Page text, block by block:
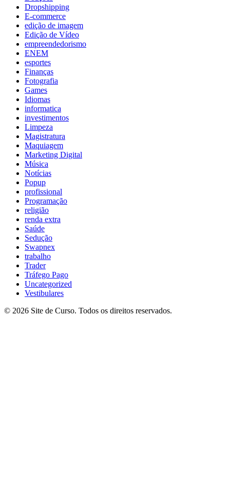
Dropshipping
E-commerce
edição de imagem
Edição de Vídeo
empreendedorismo
ENEM
esportes
Finanças
Fotografia
Games
Idiomas
informatica
investimentos
Limpeza
Magistratura
Maquiagem
Marketing Digital
Música
Notícias
Popup
profissional
Programação
religião
renda extra
Saúde
Sedução
Swapnex
trabalho
Trader
Tráfego Pago
Uncategorized
Vestibulares
© 2026 Site de Curso. Todos os direitos reservados.